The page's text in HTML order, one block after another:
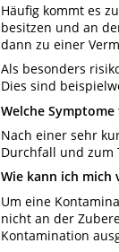
Häufig kommt es
besitzen und an
dann zu einer
Als besonders
Dies sind
Welche
Nach einer sehr
Durchfall und zum
Wie kann ich mich
Um eine
nicht an der
Kontamination